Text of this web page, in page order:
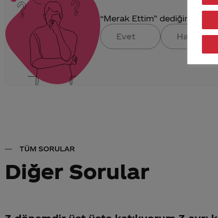
“Merak Ettim” dediğin
Evet
Hayır
TÜM SORULAR
Diğer Sorular